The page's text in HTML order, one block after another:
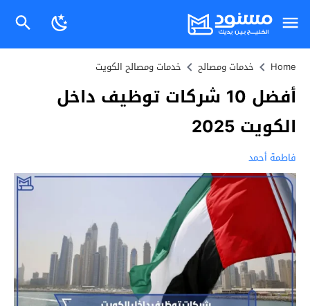
Home خدمات ومصالح خدمات ومصالح الكويت
أفضل 10 شركات توظيف داخل
الكويت 2025
فاطمة أحمد